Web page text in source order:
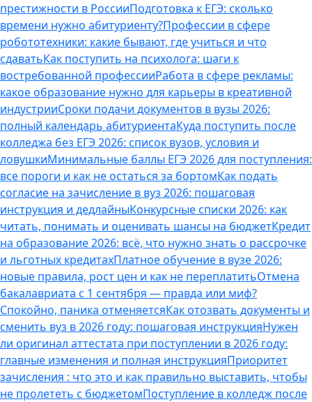
престижности в РоссииПодготовка к ЕГЭ: сколько
времени нужно абитуриенту?Профессии в сфере
робототехники: какие бывают, где учиться и что
сдаватьКак поступить на психолога: шаги к
востребованной профессииРабота в сфере рекламы:
какое образование нужно для карьеры в креативной
индустрииСроки подачи документов в вузы 2026:
полный календарь абитуриентаКуда поступить после
колледжа без ЕГЭ 2026: список вузов, условия и
ловушкиМинимальные баллы ЕГЭ 2026 для поступления:
все пороги и как не остаться за бортомКак подать
согласие на зачисление в вуз 2026: пошаговая
инструкция и дедлайныКонкурсные списки 2026: как
читать, понимать и оценивать шансы на бюджетКредит
на образование 2026: всё, что нужно знать о рассрочке
и льготных кредитахПлатное обучение в вузе 2026:
новые правила, рост цен и как не переплатитьОтмена
бакалавриата с 1 сентября — правда или миф?
Спокойно, паника отменяетсяКак отозвать документы и
сменить вуз в 2026 году: пошаговая инструкцияНужен
ли оригинал аттестата при поступлении в 2026 году:
главные изменения и полная инструкцияПриоритет
зачисления : что это и как правильно выставить, чтобы
не пролететь с бюджетомПоступление в колледж после